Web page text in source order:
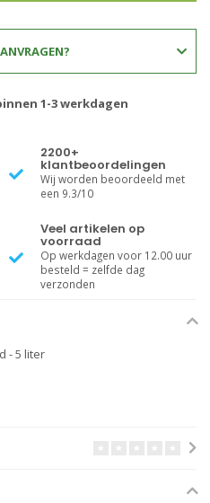
1-3 werkdagen
2200+
klantbeoordelingen
Wij worden beoordeeld met
een 9.3/10
Veel artikelen op
voorraad
Op werkdagen voor 12.00 uur
besteld = zelfde dag
verzonden
- 5 liter